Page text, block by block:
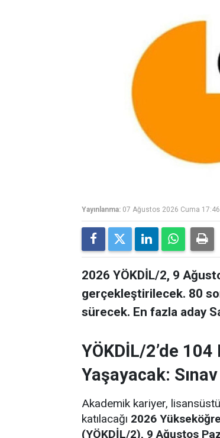
Yayınlanma: 07 Ağustos 2026 Cuma 17:46
2026 YÖKDİL/2, 9
gerçekleştirilecek. 80
sürecek. En fazla aday
YÖKDİL/2’de
Yaşayacak:
Akademik kariyer,
katılacağı 2026
(YÖKDİL/2), 9 Ağustos